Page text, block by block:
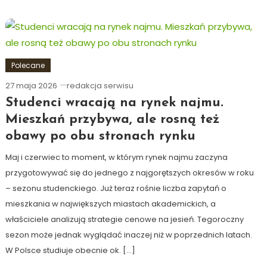
Polecane
27 maja 2026 redakcja serwisu
Studenci wracają na rynek najmu.
Mieszkań przybywa, ale rosną też
obawy po obu stronach rynku
Maj i czerwiec to moment, w którym rynek najmu zaczyna
przygotowywać się do jednego z najgorętszych okresów w roku
– sezonu studenckiego. Już teraz rośnie liczba zapytań o
mieszkania w największych miastach akademickich, a
właściciele analizują strategie cenowe na jesień. Tegoroczny
sezon może jednak wyglądać inaczej niż w poprzednich latach.
W Polsce studiuje obecnie ok. […]